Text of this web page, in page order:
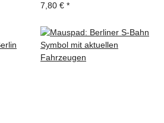
7,80 € *